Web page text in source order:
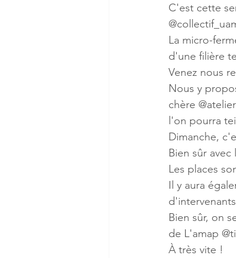
C'est cette
La micro-
d'une filière
Venez nous
Nous y
chère
l'on pourra
Dimanche,
Bien sûr
Les places
Il y aura
Bien sûr, on
de L'amap
À très vite !